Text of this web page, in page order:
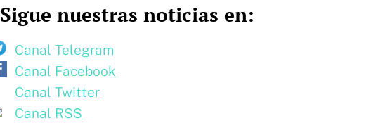
Sigue nuestras noticias en:
Canal Telegram
Canal Facebook
Canal Twitter
Canal RSS